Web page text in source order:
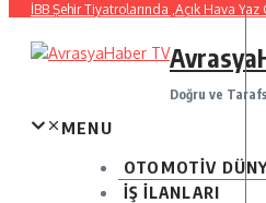
İBB Şehir Tiyatrolarında ,Açık Hava
Doğru ve
MENU
OTOMOTİV
İŞ İLANLARI